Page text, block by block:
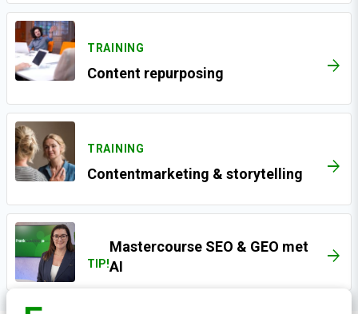
TRAINING
Content repurposing ARROW_FORWARD
TRAINING
Contentmarketing & storytelling ARROW_FORWARD
TIP!
Mastercourse SEO & GEO met
AI